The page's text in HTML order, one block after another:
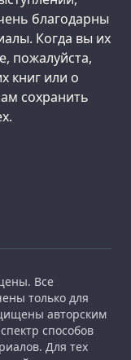
благодарны
Когда вы их
пожалуйста,
книг или о
сохранить
Все
только для
авторским
способов
Для тех